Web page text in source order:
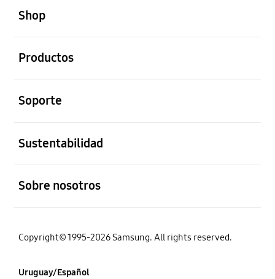
Shop
Productos
Soporte
Sustentabilidad
Sobre nosotros
Copyright© 1995-2026 Samsung. All rights reserved.
Uruguay/Español